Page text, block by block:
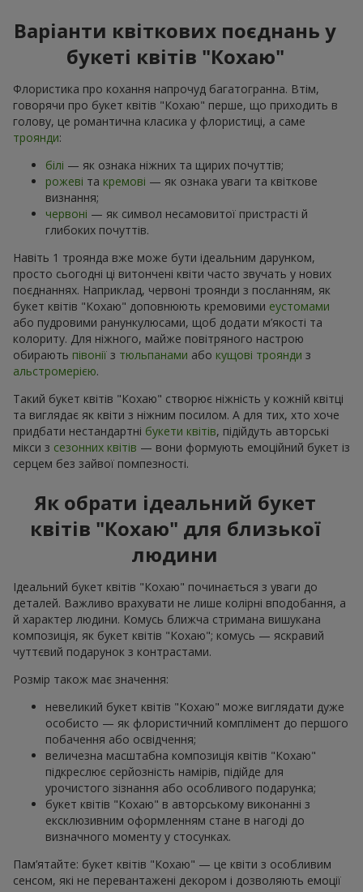
Варіанти квіткових поєднань у
букеті квітів "Кохаю"
Флористика про кохання напрочуд багатогранна. Втім,
говорячи про букет квітів "Кохаю" перше, що приходить в
голову, це романтична класика у флористиці, а саме
троянди:
білі — як ознака ніжних та щирих почуттів;
рожеві та кремові — як ознака уваги та квіткове
визнання;
червоні — як символ несамовитої пристрасті й
глибоких почуттів.
Навіть 1 троянда вже може бути ідеальним дарунком,
просто сьогодні ці витончені квіти часто звучать у нових
поєднаннях. Наприклад, червоні троянди з посланням, як
букет квітів "Кохаю" доповнюють кремовими еустомами
або пудровими ранункулюсами, щоб додати м’якості та
колориту. Для ніжного, майже повітряного настрою
обирають півонії з тюльпанами або кущові троянди з
альстромерією.
Такий букет квітів "Кохаю" створює ніжність у кожній квітці
та виглядає як квіти з ніжним посилом. А для тих, хто хоче
придбати нестандартні букети квітів, підійдуть авторські
мікси з сезонних квітів — вони формують емоційний букет із
серцем без зайвої помпезності.
Як обрати ідеальний букет
квітів "Кохаю" для близької
людини
Ідеальний букет квітів "Кохаю" починається з уваги до
деталей. Важливо врахувати не лише колірні вподобання, а
й характер людини. Комусь ближча стримана вишукана
композиція, як букет квітів "Кохаю"; комусь — яскравий
чуттєвий подарунок з контрастами.
Розмір також має значення:
невеликий букет квітів "Кохаю" може виглядати дуже
особисто — як флористичний комплімент до першого
побачення або освідчення;
величезна масштабна композиція квітів "Кохаю"
підкреслює серйозність намірів, підійде для
урочистого зізнання або особливого подарунка;
букет квітів "Кохаю" в авторському виконанні з
ексклюзивним оформленням стане в нагоді до
визначного моменту у стосунках.
Пам’ятайте: букет квітів "Кохаю" — це квіти з особливим
сенсом, які не перевантажені декором і дозволяють емоції